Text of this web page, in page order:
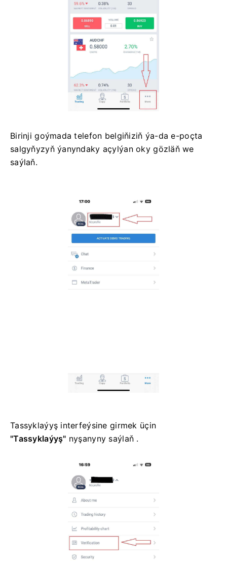
Birinji goýmada telefon belgiňiziň ýa-da e-poçta
salgyňyzyň ýanyndaky açylýan oky gözläň we
saýlaň.
Tassyklaýyş interfeýsine girmek üçin
"Tassyklaýyş" nyşanyny saýlaň .